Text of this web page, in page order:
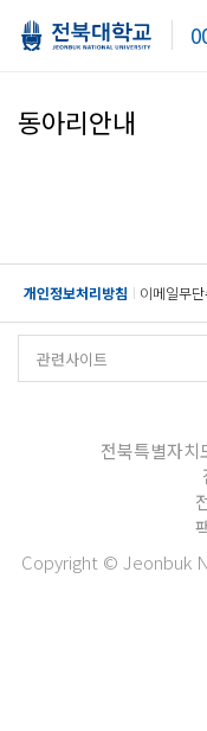
동아리안내
개인정보처리방침 이메일무
전북특별자
Copyright © Jeonbuk